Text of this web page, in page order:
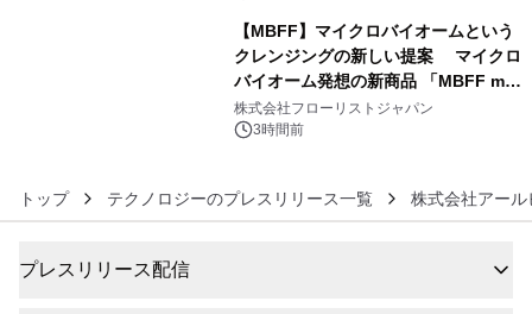
【MBFF】マイクロバイオームという
クレンジングの新しい提案 マイクロ
バイオーム発想の新商品 「MBFF mb
クレンジングPRO」を2026年8月6日
発売
株式会社フローリストジャパン
3時間前
トップ テクノロジーのプレスリリース一覧 株式会社アール
プレスリリース配信